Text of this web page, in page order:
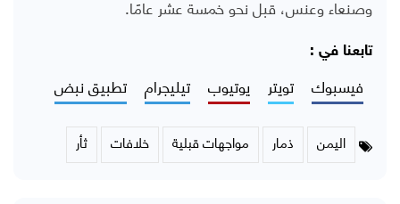
وصنعاء وعنس، قبل نحو خمسة عشر عامًا.
تابعنا في :
فيسبوك تويتر يوتيوب تيليجرام تطبيق نبض
اليمن ذمار مواجهات قبلية خلافات ثأر